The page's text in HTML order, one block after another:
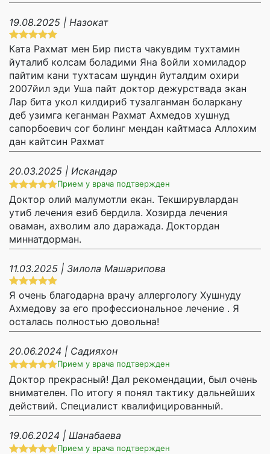
19.08.2025 | Назокат
Ката Рахмат мен Бир писта чакувдим тухтамин
йуталиб колсам боладими Яна 8ойли хомиладор
пайтим кани тухтасам шундин йуталдим охири
2007йил эди Уша пайт доктор дежурствада экан
Лар бита укол килдириб тузалганман боларкану
деб узимга кеганман Рахмат Ахмедов хушнуд
сапорбоевич сог болинг мендан кайтмаса Аллохим
дан кайтсин Рахмат
20.03.2025 | Искандар
Прием у врача подтвержден
Доктор олий малумотли екан. Текширувлардан
утиб лечения езиб бердила. Хозирда лечения
оваман, ахволим ало даражада. Доктордан
миннатдорман.
11.03.2025 | Зилола Машарипова
Я очень благодарна врачу аллергологу Хушнуду
Ахмедову за его профессиональное лечение . Я
осталась полностью довольна!
20.06.2024 | Садияхон
Прием у врача подтвержден
Доктор прекрасный! Дал рекомендации, был очень
внимателен. По итогу я понял тактику дальнейших
действий. Специалист квалифицированный.
19.06.2024 | Шанабаева
Прием у врача подтвержден